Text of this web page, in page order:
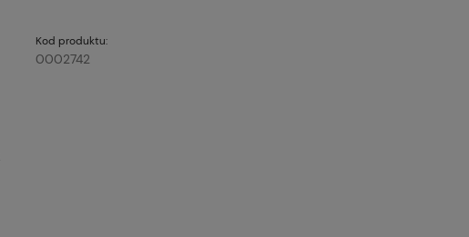
Kod produktu:
0002742